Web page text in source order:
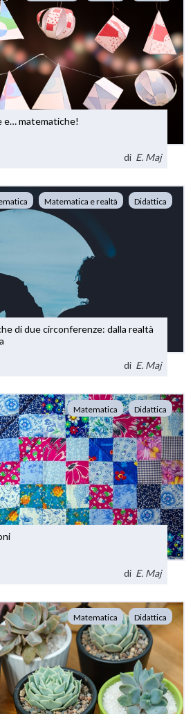
e… matematiche!
di E. Maj
Matematica e realtà Didattica
di due circonferenze: dalla realtà
di E. Maj
Matematica Didattica
di E. Maj
Matematica Didattica